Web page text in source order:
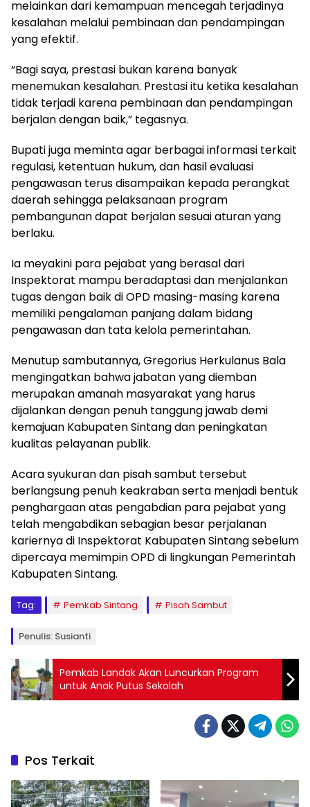
melainkan dari kemampuan mencegah terjadinya
kesalahan melalui pembinaan dan pendampingan
yang efektif.
“Bagi saya, prestasi bukan karena banyak
menemukan kesalahan. Prestasi itu ketika kesalahan
tidak terjadi karena pembinaan dan pendampingan
berjalan dengan baik,” tegasnya.
Bupati juga meminta agar berbagai informasi terkait
regulasi, ketentuan hukum, dan hasil evaluasi
pengawasan terus disampaikan kepada perangkat
daerah sehingga pelaksanaan program
pembangunan dapat berjalan sesuai aturan yang
berlaku.
Ia meyakini para pejabat yang berasal dari
Inspektorat mampu beradaptasi dan menjalankan
tugas dengan baik di OPD masing-masing karena
memiliki pengalaman panjang dalam bidang
pengawasan dan tata kelola pemerintahan.
Menutup sambutannya, Gregorius Herkulanus Bala
mengingatkan bahwa jabatan yang diemban
merupakan amanah masyarakat yang harus
dijalankan dengan penuh tanggung jawab demi
kemajuan Kabupaten Sintang dan peningkatan
kualitas pelayanan publik.
Acara syukuran dan pisah sambut tersebut
berlangsung penuh keakraban serta menjadi bentuk
penghargaan atas pengabdian para pejabat yang
telah mengabdikan sebagian besar perjalanan
kariernya di Inspektorat Kabupaten Sintang sebelum
dipercaya memimpin OPD di lingkungan Pemerintah
Kabupaten Sintang.
Tag: Pemkab Sintang Pisah Sambut
Penulis: Susianti
Pemkab Landak Akan Luncurkan Program
untuk Anak Putus Sekolah
Pos Terkait